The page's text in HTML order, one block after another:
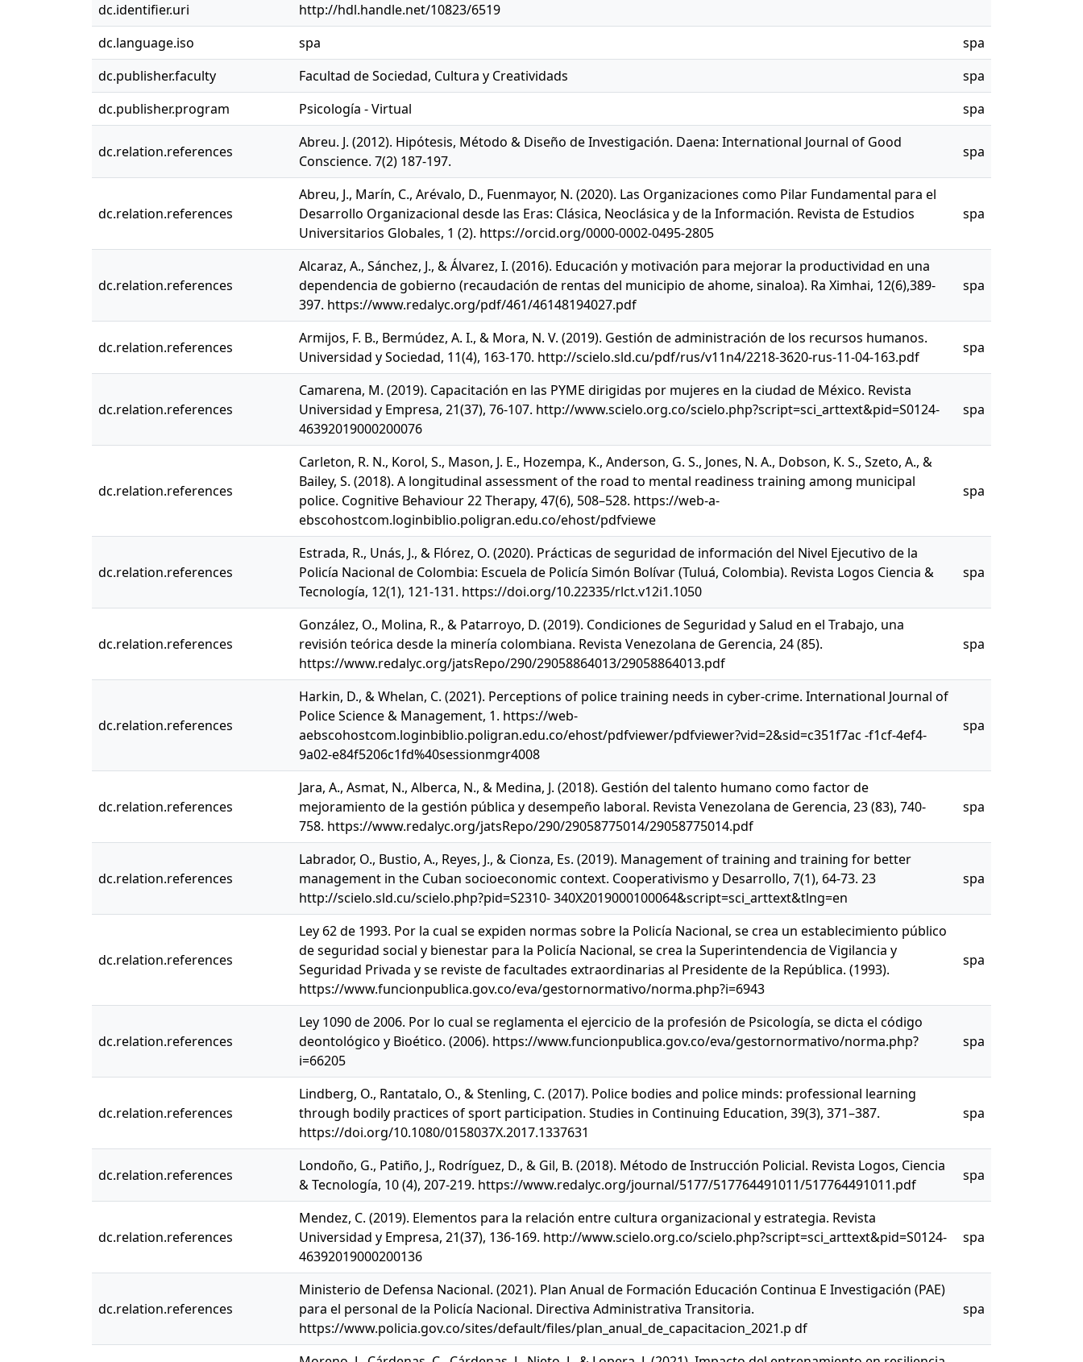
dc.identifier.uri
http://hdl.handle.net/10823/6519
dc.language.iso
spa
spa
dc.publisher.faculty
Facultad de Sociedad, Cultura y Creatividads
spa
dc.publisher.program
Psicología - Virtual spa
dc.relation.references
Abreu. J. (2012). Hipótesis, Método & Diseño de Investigación. Daena: International Journal of Good
Conscience. 7(2) 187-197.
spa
dc.relation.references
Abreu, J., Marín, C., Arévalo, D., Fuenmayor, N. (2020). Las Organizaciones como Pilar Fundamental para el
Desarrollo Organizacional desde las Eras: Clásica, Neoclásica y de la Información. Revista de Estudios
Universitarios Globales, 1 (2). https://orcid.org/0000-0002-0495-2805
spa
dc.relation.references
Alcaraz, A., Sánchez, J., & Álvarez, I. (2016). Educación y motivación para mejorar la productividad en una
dependencia de gobierno (recaudación de rentas del municipio de ahome, sinaloa). Ra Ximhai, 12(6),389-
397. https://www.redalyc.org/pdf/461/46148194027.pdf
spa
dc.relation.references
Armijos, F. B., Bermúdez, A. I., & Mora, N. V. (2019). Gestión de administración de los recursos humanos.
Universidad y Sociedad, 11(4), 163-170. http://scielo.sld.cu/pdf/rus/v11n4/2218-3620-rus-11-04-163.pdf
spa
dc.relation.references
Camarena, M. (2019). Capacitación en las PYME dirigidas por mujeres en la ciudad de México. Revista
Universidad y Empresa, 21(37), 76-107. http://www.scielo.org.co/scielo.php?script=sci_arttext&pid=S0124-
46392019000200076
spa
dc.relation.references
Carleton, R. N., Korol, S., Mason, J. E., Hozempa, K., Anderson, G. S., Jones, N. A., Dobson, K. S., Szeto, A., &
Bailey, S. (2018). A longitudinal assessment of the road to mental readiness training among municipal
police. Cognitive Behaviour 22 Therapy, 47(6), 508–528. https://web-a-
ebscohostcom.loginbiblio.poligran.edu.co/ehost/pdfviewe
spa
dc.relation.references
Estrada, R., Unás, J., & Flórez, O. (2020). Prácticas de seguridad de información del Nivel Ejecutivo de la
Policía Nacional de Colombia: Escuela de Policía Simón Bolívar (Tuluá, Colombia). Revista Logos Ciencia &
Tecnología, 12(1), 121-131. https://doi.org/10.22335/rlct.v12i1.1050
spa
dc.relation.references
González, O., Molina, R., & Patarroyo, D. (2019). Condiciones de Seguridad y Salud en el Trabajo, una
revisión teórica desde la minería colombiana. Revista Venezolana de Gerencia, 24 (85).
https://www.redalyc.org/jatsRepo/290/29058864013/29058864013.pdf
spa
dc.relation.references
Harkin, D., & Whelan, C. (2021). Perceptions of police training needs in cyber-crime. International Journal of
Police Science & Management, 1. https://web-
aebscohostcom.loginbiblio.poligran.edu.co/ehost/pdfviewer/pdfviewer?vid=2&sid=c351f7ac -f1cf-4ef4-
9a02-e84f5206c1fd%40sessionmgr4008
spa
dc.relation.references
Jara, A., Asmat, N., Alberca, N., & Medina, J. (2018). Gestión del talento humano como factor de
mejoramiento de la gestión pública y desempeño laboral. Revista Venezolana de Gerencia, 23 (83), 740-
758. https://www.redalyc.org/jatsRepo/290/29058775014/29058775014.pdf
spa
dc.relation.references
Labrador, O., Bustio, A., Reyes, J., & Cionza, Es. (2019). Management of training and training for better
management in the Cuban socioeconomic context. Cooperativismo y Desarrollo, 7(1), 64-73. 23
http://scielo.sld.cu/scielo.php?pid=S2310- 340X2019000100064&script=sci_arttext&tlng=en
spa
dc.relation.references
Ley 62 de 1993. Por la cual se expiden normas sobre la Policía Nacional, se crea un establecimiento público
de seguridad social y bienestar para la Policía Nacional, se crea la Superintendencia de Vigilancia y
Seguridad Privada y se reviste de facultades extraordinarias al Presidente de la República. (1993).
https://www.funcionpublica.gov.co/eva/gestornormativo/norma.php?i=6943
spa
dc.relation.references
Ley 1090 de 2006. Por lo cual se reglamenta el ejercicio de la profesión de Psicología, se dicta el código
deontológico y Bioético. (2006). https://www.funcionpublica.gov.co/eva/gestornormativo/norma.php?
i=66205
spa
dc.relation.references
Lindberg, O., Rantatalo, O., & Stenling, C. (2017). Police bodies and police minds: professional learning
through bodily practices of sport participation. Studies in Continuing Education, 39(3), 371–387.
https://doi.org/10.1080/0158037X.2017.1337631
spa
dc.relation.references
Londoño, G., Patiño, J., Rodríguez, D., & Gil, B. (2018). Método de Instrucción Policial. Revista Logos, Ciencia
& Tecnología, 10 (4), 207-219. https://www.redalyc.org/journal/5177/517764491011/517764491011.pdf
spa
dc.relation.references
Mendez, C. (2019). Elementos para la relación entre cultura organizacional y estrategia. Revista
Universidad y Empresa, 21(37), 136-169. http://www.scielo.org.co/scielo.php?script=sci_arttext&pid=S0124-
46392019000200136
spa
dc.relation.references
Ministerio de Defensa Nacional. (2021). Plan Anual de Formación Educación Continua E Investigación (PAE)
para el personal de la Policía Nacional. Directiva Administrativa Transitoria.
https://www.policia.gov.co/sites/default/files/plan_anual_de_capacitacion_2021.p df
spa